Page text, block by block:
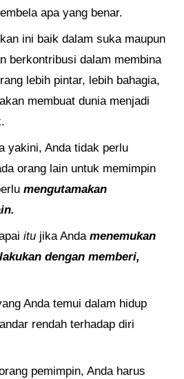
apa yang benar.
ini baik dalam suka maupun
berkontribusi dalam membina
lebih pintar, lebih bahagia,
membuat dunia menjadi
yakini, Anda tidak perlu
orang lain untuk memimpin
mengutamakan
itu jika Anda menemukan
dengan memberi,
Anda temui dalam hidup
rendah terhadap diri
pemimpin, Anda harus